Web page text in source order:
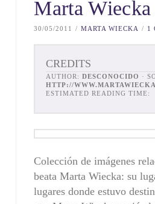
Marta Wiecka
30/05/2011 MARTA WIECKA 1
CREDITS
AUTHOR:DESCONOCIDO ·
HTTP://
ESTIMATED READING TIME:
Colección de imágenes
beata Marta Wiecka: su
lugares donde estuvo